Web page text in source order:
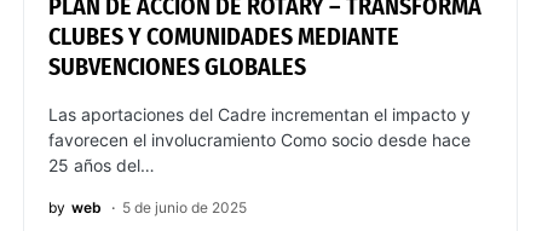
CLUBES Y COMUNIDADES MEDIANTE
SUBVENCIONES GLOBALES
Las aportaciones del Cadre incrementan el impacto y
favorecen el involucramiento Como socio desde hace
25 años del…
by web 5 de junio de 2025